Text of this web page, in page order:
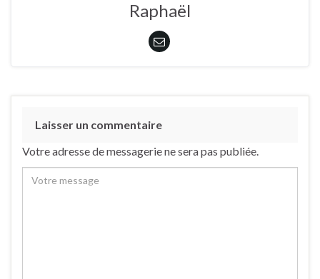
Raphaël
Laisser un commentaire
Votre adresse de messagerie ne sera pas publiée.